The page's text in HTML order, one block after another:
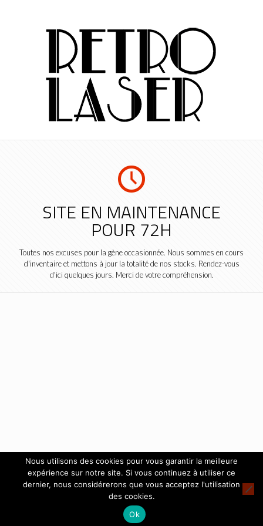
SITE EN MAINTENANCE
POUR 72H
Toutes nos excuses pour la gène occasionnée. Nous sommes en cours
d'inventaire et mettons à jour la totalité de nos stocks. Rendez-vous
d'ici quelques jours. Merci de votre compréhension.
Nous utilisons des cookies pour vous garantir la meilleure
expérience sur notre site. Si vous continuez à utiliser ce
dernier, nous considérerons que vous acceptez l'utilisation
des cookies.
Ok